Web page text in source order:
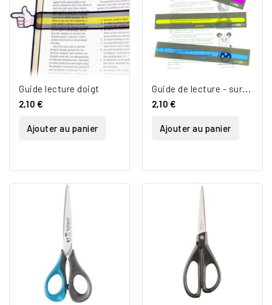
Guide lecture doigt
2,10 €
Ajouter au panier
G
uide de lecture - surligneur
2,10 €
Ajouter au panier